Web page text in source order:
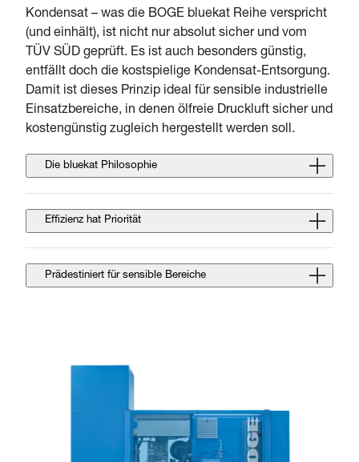
Kondensat – was die BOGE bluekat Reihe verspricht
(und einhält), ist nicht nur absolut sicher und vom
TÜV SÜD geprüft. Es ist auch besonders günstig,
entfällt doch die kostspielige Kondensat-Entsorgung.
Damit ist dieses Prinzip ideal für sensible industrielle
Einsatzbereiche, in denen ölfreie Druckluft sicher und
kostengünstig zugleich hergestellt werden soll.
Die bluekat Philosophie
Effizienz hat Priorität
Prädestiniert für sensible Bereiche